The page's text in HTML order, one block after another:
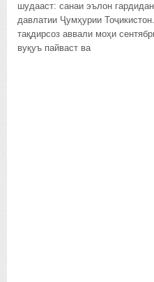
шудааст: санаи эълон
давлатии Ҷумҳурии
тақдирсоз аввали моҳи
вуқуъ пайваст ва